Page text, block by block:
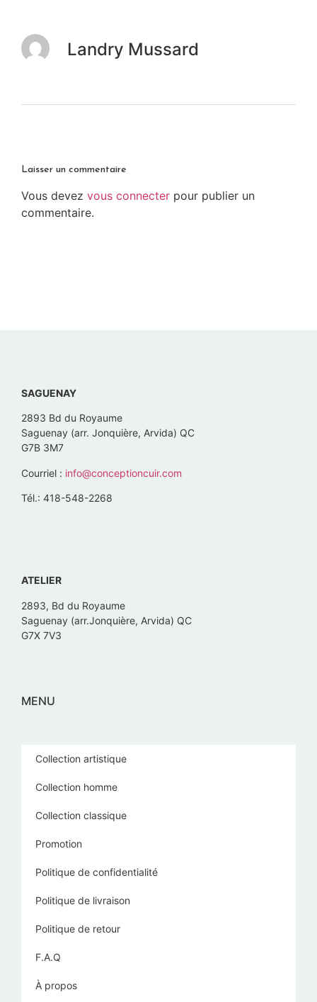
Landry Mussard
Laisser un commentaire
Vous devez vous connecter pour publier un
commentaire.
SAGUENAY
2893 Bd du Royaume
Saguenay (arr. Jonquière, Arvida) QC
G7B 3M7
Courriel : info@conceptioncuir.com
Tél.: 418-548-2268
ATELIER
2893, Bd du Royaume
Saguenay (arr.Jonquière, Arvida) QC
G7X 7V3
MENU
Collection artistique
Collection homme
Collection classique
Promotion
Politique de confidentialité
Politique de livraison
Politique de retour
F.A.Q
À propos